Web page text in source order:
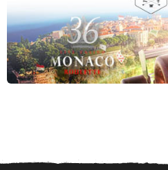
i
l
l
e